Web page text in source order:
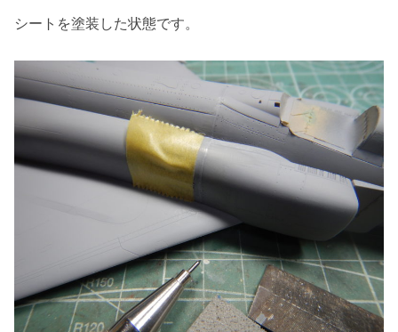
シートを塗装した状態です。